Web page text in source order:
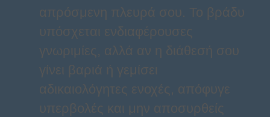
απρόσμενη πλευρά σου. Το βράδυ
υπόσχεται ενδιαφέρουσες
γνωριμίες, αλλά αν η διάθεσή σου
γίνει βαριά ή γεμίσει
αδικαιολόγητες ενοχές, απόφυγε
υπερβολές και μην αποσυρθείς